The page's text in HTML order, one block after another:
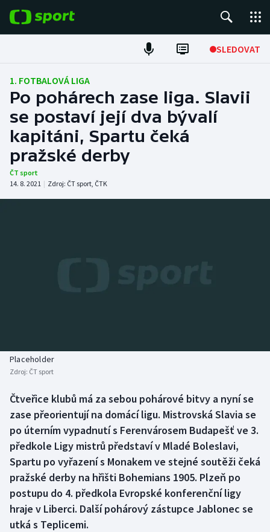
SLEDOVAT
Fotbal
Hokej
Tenis
Atletika
Boby a skeleton
Box
Curling
Dostihy
Florbal
Futsal
AZ kvíz
1. FOTBALOVÁ LIGA
Po pohárech zase liga. Slavii
se postaví její dva bývalí
kapitáni, Spartu čeká
pražské derby
ČT sport
14. 8. 2021 | Zdroj: ČT sport, ČTK
Placeholder
Zdroj: ČT sport
Čtveřice klubů má za sebou pohárové bitvy a nyní se
zase přeorientují na domácí ligu. Mistrovská Slavia se
po úterním vypadnutí s Ferenvárosem Budapešť ve 3.
předkole Ligy mistrů představí v Mladé Boleslavi,
Spartu po vyřazení s Monakem ve stejné soutěži čeká
pražské derby na hřišti Bohemians 1905. Plzeň po
postupu do 4. předkola Evropské konferenční ligy
hraje v Liberci. Další pohárový zástupce Jablonec se
utká s Teplicemi.